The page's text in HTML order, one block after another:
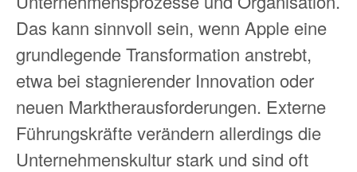
Das kann sinnvoll sein, wenn Apple eine
grundlegende Transformation anstrebt,
etwa bei stagnierender Innovation oder
neuen Marktherausforderungen. Externe
Führungskräfte verändern allerdings die
Unternehmenskultur stark und sind oft